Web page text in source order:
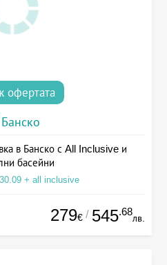
офертата
Банско
в Банско с All Inclusive и
басейни
+ all inclusive
279€ / 545.68
лв.